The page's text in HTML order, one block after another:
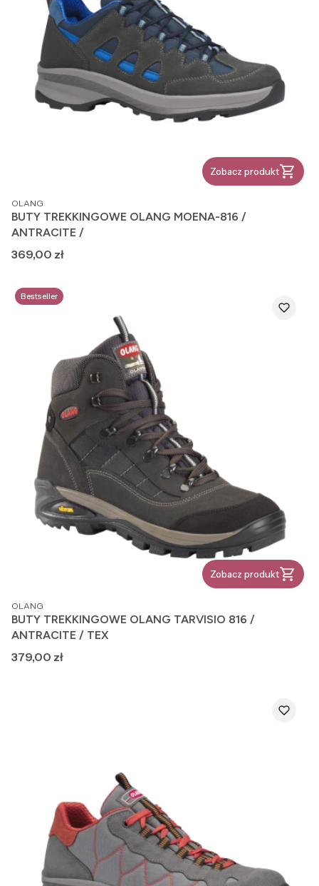
Zobacz produkt
PRODUCENT
OLANG
BUTY TREKKINGOWE OLANG MOENA-816 /
ANTRACITE /
Cena
369,00 zł
Bestseller
Zobacz produkt
PRODUCENT
OLANG
BUTY TREKKINGOWE OLANG TARVISIO 816 /
ANTRACITE / TEX
Cena
379,00 zł